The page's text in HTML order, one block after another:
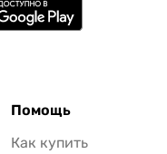
Помощь
Как купить